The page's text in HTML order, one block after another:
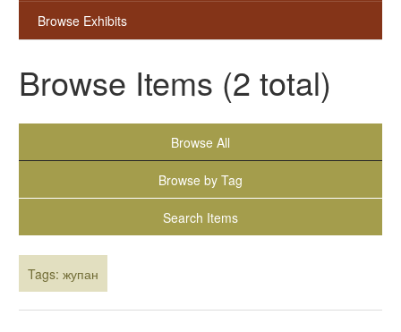
Browse Exhibits
Browse Items (2 total)
Browse All
Browse by Tag
Search Items
Tags: жупан